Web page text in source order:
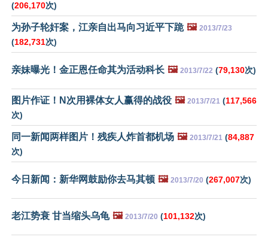
(206,170次)
为孙子轮奸案，江亲自出马向习近平下跪 🖼️ 2013/7/23
(182,731次)
亲妹曝光！金正恩任命其为活动科长 🖼️ 2013/7/22 (79,130次)
图片作证！N次用裸体女人赢得的战役 🖼️ 2013/7/21 (117,566
次)
同一新闻两样图片！残疾人炸首都机场 🖼️ 2013/7/21 (84,887
次)
今日新闻：新华网鼓励你去马其顿 🖼️ 2013/7/20 (267,007次)
老江势衰 甘当缩头乌龟 🖼️ 2013/7/20 (101,132次)